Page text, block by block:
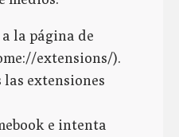
la página de
extensions/).
extensiones
e intenta